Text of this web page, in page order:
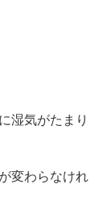
湿気がたまり
変わらなけれ